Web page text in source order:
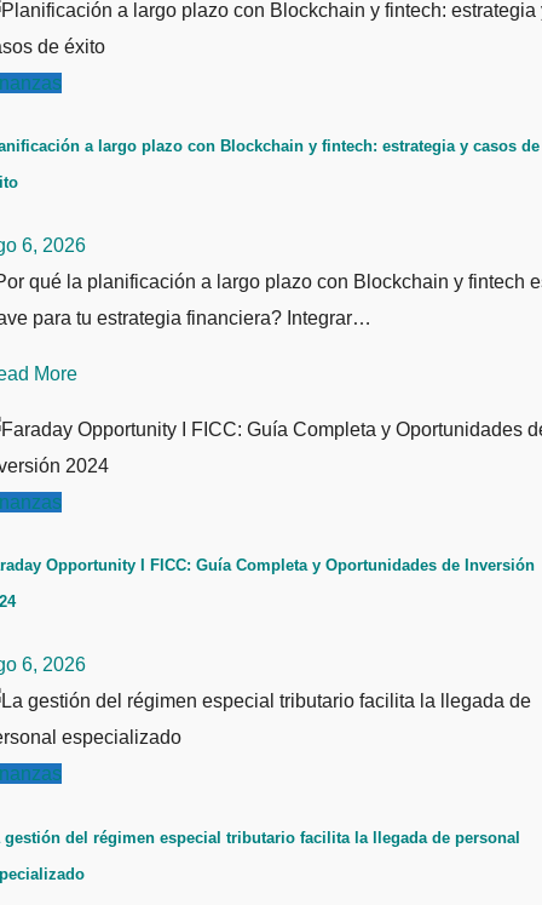
a largo plazo con Blockchain y fintech: estrategia y casos de
6, 2026
qué la planificación a largo plazo con Blockchain y fintech
para tu estrategia financiera? Integrar…
More
Opportunity I FICC: Guía Completa y Oportunidades de Inversión
6, 2026
gestión del régimen especial tributario facilita la llegada de personal